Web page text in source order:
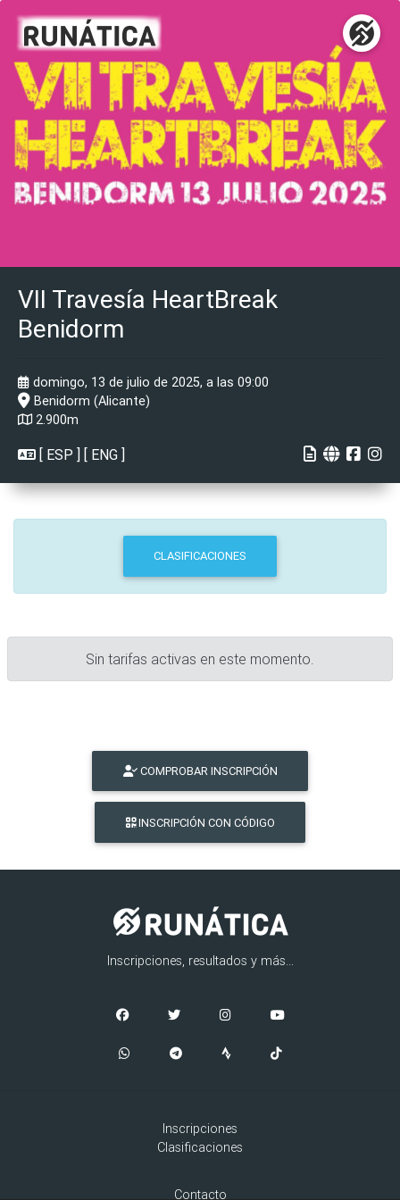
VII Travesía HeartBreak
Benidorm
domingo, 13 de julio de 2025, a las 09:00
Benidorm (Alicante)
2.900m
[ ESP ] [ ENG ]
CLASIFICACIONES
Sin tarifas activas en este momento.
COMPROBAR INSCRIPCIÓN
INSCRIPCIÓN CON CÓDIGO
Inscripciones, resultados y más...
Inscripciones
Clasificaciones
Contacto